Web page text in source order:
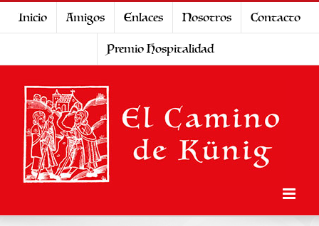
Inicio Amigos Enlaces Nosotros
Contacto
Premio Hospitalidad